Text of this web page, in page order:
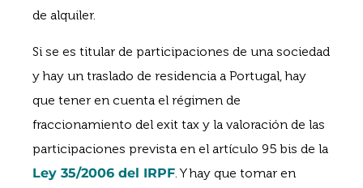
de alquiler.
Si se es titular de participaciones de una sociedad
y hay un traslado de residencia a Portugal, hay
que tener en cuenta el régimen de
fraccionamiento del exit tax y la valoración de las
participaciones prevista en el artículo 95 bis de la
Ley 35/2006 del IRPF. Y hay que tomar en